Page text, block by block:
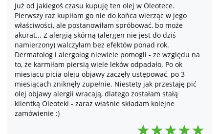
Już od jakiegoś czasu kupuję ten olej w Oleotece.
Pierwszy raz kupiłam go nie do końca wierząc w jego
właściwości, ale postanowiłam spróbować, bo może
akurat... Z alergią skórną (alergen nie jest do dziś
namierzony) walczyłam bez efektów ponad rok.
Dermatolog i alergolog niewiele pomogli - ze względu na
to, że karmiłam piersią wiele leków odpadało. Po ok
miesiącu picia oleju objawy zaczęły ustępować, po 3
miesiącach zniknęły zupełnie. Niestety jak przestaję pić
olej objawy alergii wracają, dlatego zostałam stałą
klientką Oleoteki - zaraz właśnie składam kolejne
zamówienie :)